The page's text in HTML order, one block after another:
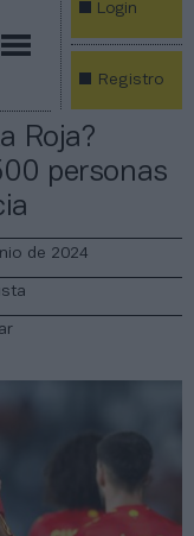
Login
Registro
Roja?
personas
de 2024